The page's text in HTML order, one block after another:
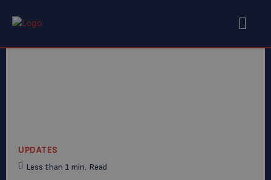
UPDATES
Less than 1 min. Read